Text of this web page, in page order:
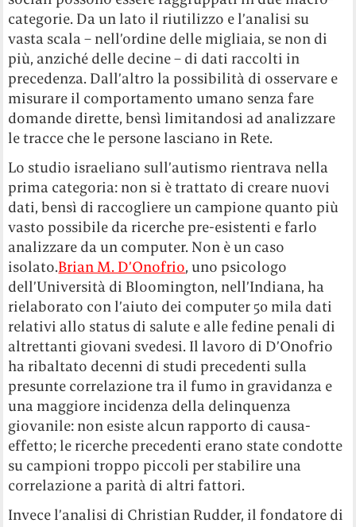
categorie. Da un lato il riutilizzo e l’analisi su
vasta scala – nell’ordine delle migliaia, se non di
più, anziché delle decine – di dati raccolti in
precedenza. Dall’altro la possibilità di osservare e
misurare il comportamento umano senza fare
domande dirette, bensì limitandosi ad analizzare
le tracce che le persone lasciano in Rete.
Lo studio israeliano sull’autismo rientrava nella
prima categoria: non si è trattato di creare nuovi
dati, bensì di raccogliere un campione quanto più
vasto possibile da ricerche pre-esistenti e farlo
analizzare da un computer. Non è un caso
isolato.Brian M. D’Onofrio, uno psicologo
dell’Università di Bloomington, nell’Indiana, ha
rielaborato con l’aiuto dei computer 50 mila dati
relativi allo status di salute e alle fedine penali di
altrettanti giovani svedesi. Il lavoro di D’Onofrio
ha ribaltato decenni di studi precedenti sulla
presunte correlazione tra il fumo in gravidanza e
una maggiore incidenza della delinquenza
giovanile: non esiste alcun rapporto di causa-
effetto; le ricerche precedenti erano state condotte
su campioni troppo piccoli per stabilire una
correlazione a parità di altri fattori.
Invece l’analisi di Christian Rudder, il fondatore di